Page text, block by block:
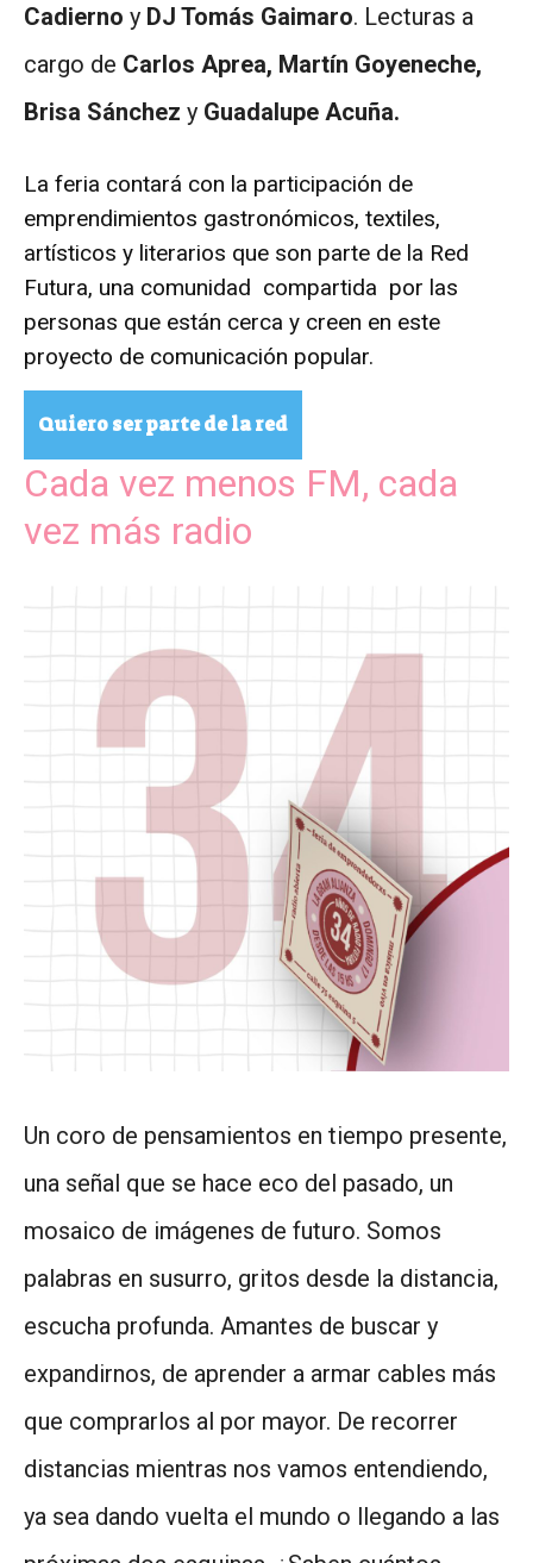
Cadierno y DJ Tomás Gaimaro. Lecturas a
cargo de Carlos Aprea, Martín Goyeneche,
Brisa Sánchez y Guadalupe Acuña.
La feria contará con la participación de
emprendimientos gastronómicos, textiles,
artísticos y literarios que son parte de la Red
Futura, una comunidad compartida por las
personas que están cerca y creen en este
proyecto de comunicación popular.
Quiero ser parte de la red
Cada vez menos FM, cada
vez más radio
Un coro de pensamientos en tiempo presente,
una señal que se hace eco del pasado, un
mosaico de imágenes de futuro. Somos
palabras en susurro, gritos desde la distancia,
escucha profunda. Amantes de buscar y
expandirnos, de aprender a armar cables más
que comprarlos al por mayor. De recorrer
distancias mientras nos vamos entendiendo,
ya sea dando vuelta el mundo o llegando a las